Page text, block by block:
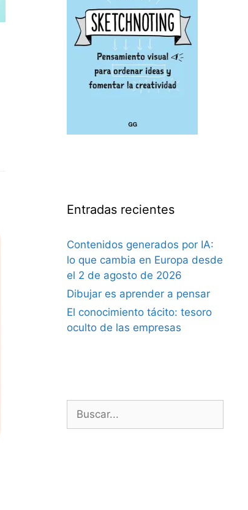
Entradas recientes
Contenidos generados por IA:
lo que cambia en Europa desde
el 2 de agosto de 2026
Dibujar es aprender a pensar
El conocimiento tácito: tesoro
oculto de las empresas